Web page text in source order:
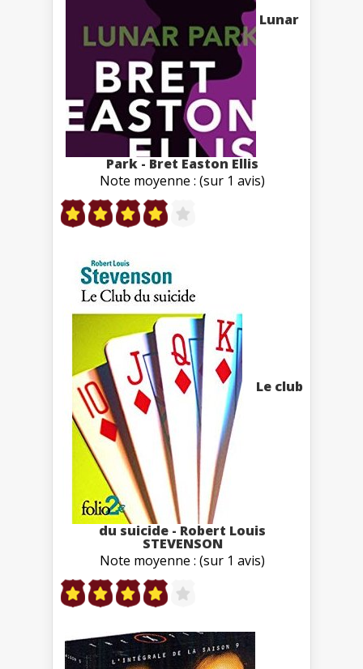
Lunar
Park - Bret Easton Ellis
Note moyenne : (sur 1 avis)
Le club
du suicide - Robert Louis
STEVENSON
Note moyenne : (sur 1 avis)